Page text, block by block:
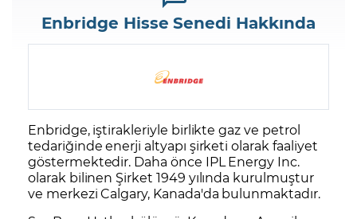
Enbridge Hisse Senedi Hakkında
Enbridge, iştirakleriyle birlikte gaz ve petrol
tedariğinde enerji altyapı şirketi olarak faaliyet
göstermektedir. Daha önce IPL Energy Inc.
olarak bilinen Şirket 1949 yılında kurulmuştur
ve merkezi Calgary, Kanada'da bulunmaktadır.